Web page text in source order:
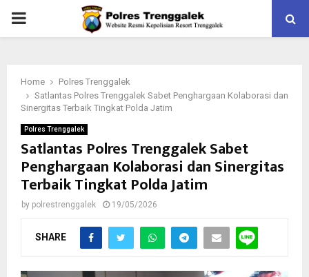
PRIMARY
Home
Polres Trenggalek
Satlantas Polres Trenggalek Sabet Penghargaan Kolaborasi dan
Sinergitas Terbaik Tingkat Polda Jatim
Polres Trenggalek
Satlantas Polres Trenggalek Sabet
Penghargaan Kolaborasi dan Sinergitas
Terbaik Tingkat Polda Jatim
by polrestrenggalek 19/05/2026
SHARE